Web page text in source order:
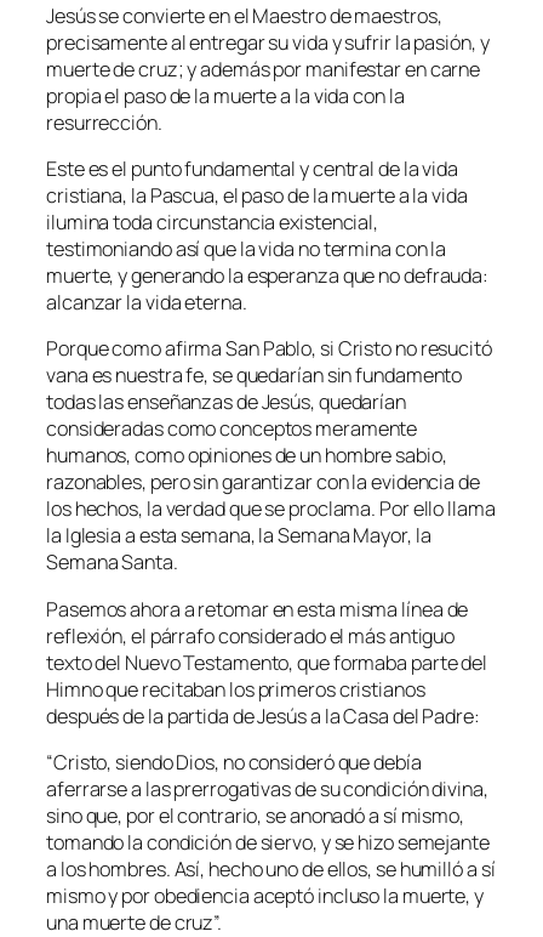
Jesús se convierte en el Maestro de maestros,
precisamente al entregar su vida y sufrir la pasión, y
muerte de cruz; y además por manifestar en carne
propia el paso de la muerte a la vida con la
resurrección.
Este es el punto fundamental y central de la vida
cristiana, la Pascua, el paso de la muerte a la vida
ilumina toda circunstancia existencial,
testimoniando así que la vida no termina con la
muerte, y generando la esperanza que no defrauda:
alcanzar la vida eterna.
Porque como afirma San Pablo, si Cristo no resucitó
vana es nuestra fe, se quedarían sin fundamento
todas las enseñanzas de Jesús, quedarían
consideradas como conceptos meramente
humanos, como opiniones de un hombre sabio,
razonables, pero sin garantizar con la evidencia de
los hechos, la verdad que se proclama. Por ello llama
la Iglesia a esta semana, la Semana Mayor, la
Semana Santa.
Pasemos ahora a retomar en esta misma línea de
reflexión, el párrafo considerado el más antiguo
texto del Nuevo Testamento, que formaba parte del
Himno que recitaban los primeros cristianos
después de la partida de Jesús a la Casa del Padre:
“Cristo, siendo Dios, no consideró que debía
aferrarse a las prerrogativas de su condición divina,
sino que, por el contrario, se anonadó a sí mismo,
tomando la condición de siervo, y se hizo semejante
a los hombres. Así, hecho uno de ellos, se humilló a sí
mismo y por obediencia aceptó incluso la muerte, y
una muerte de cruz”.